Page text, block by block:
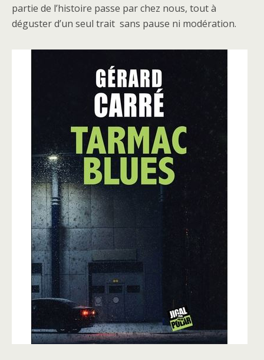
partie de l’histoire passe par chez nous, tout à
déguster d’un seul trait sans pause ni modération.